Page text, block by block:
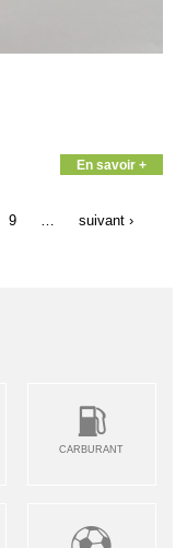
En savoir +
9
suivant ›
CARBURANT